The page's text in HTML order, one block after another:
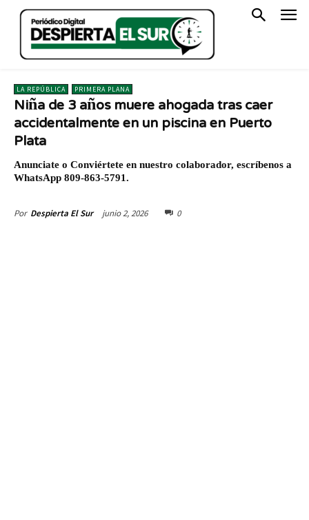
LA REPÚBLICA PRIMERA PLANA
Niña de 3 años muere ahogada tras caer
accidentalmente en un piscina en Puerto
Plata
Anunciate o Conviértete en nuestro colaborador, escríbenos a
WhatsApp 809-863-5791.
Por Despierta El Sur junio 2, 2026 0